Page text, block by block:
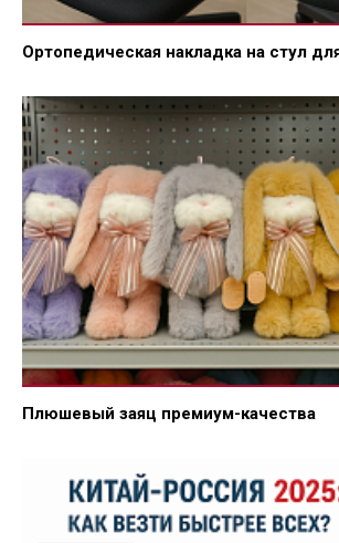
Ортопедическая накладка на стул
Плюшевый заяц премиум-качества